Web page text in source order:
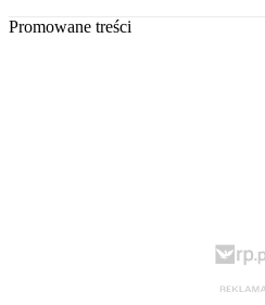
Promowane treści